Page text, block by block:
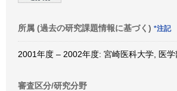
所属 (過去の研究課題情報に基づく) *注記
2001年度 – 2002年度: 宮崎医科大学, 医学
審査区分/研究分野